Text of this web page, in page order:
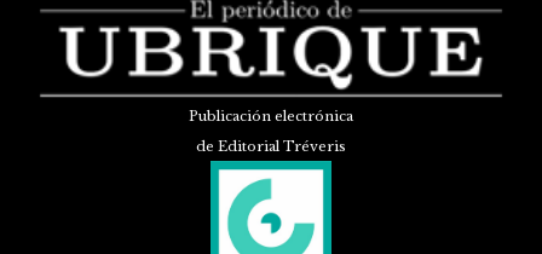
Publicación electrónica
de Editorial Tréveris